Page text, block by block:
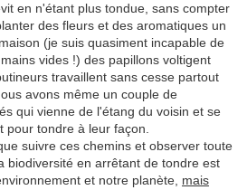
en n'étant plus tondue, sans compter
des fleurs et des aromatiques un
(je suis quasiment incapable de
vides !) des papillons voltigent
travaillent sans cesse partout
avons même un couple de
qui vienne de l'étang du voisin et se
pour tondre à leur façon.
suivre ces chemins et observer toute
biodiversité en arrêtant de tondre est
et notre planète, mais